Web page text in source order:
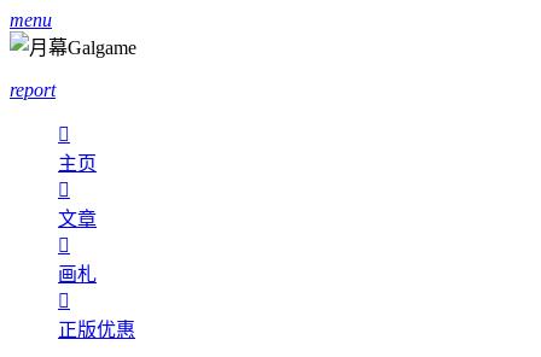
menu
report

主页

文章

画札

正版优惠